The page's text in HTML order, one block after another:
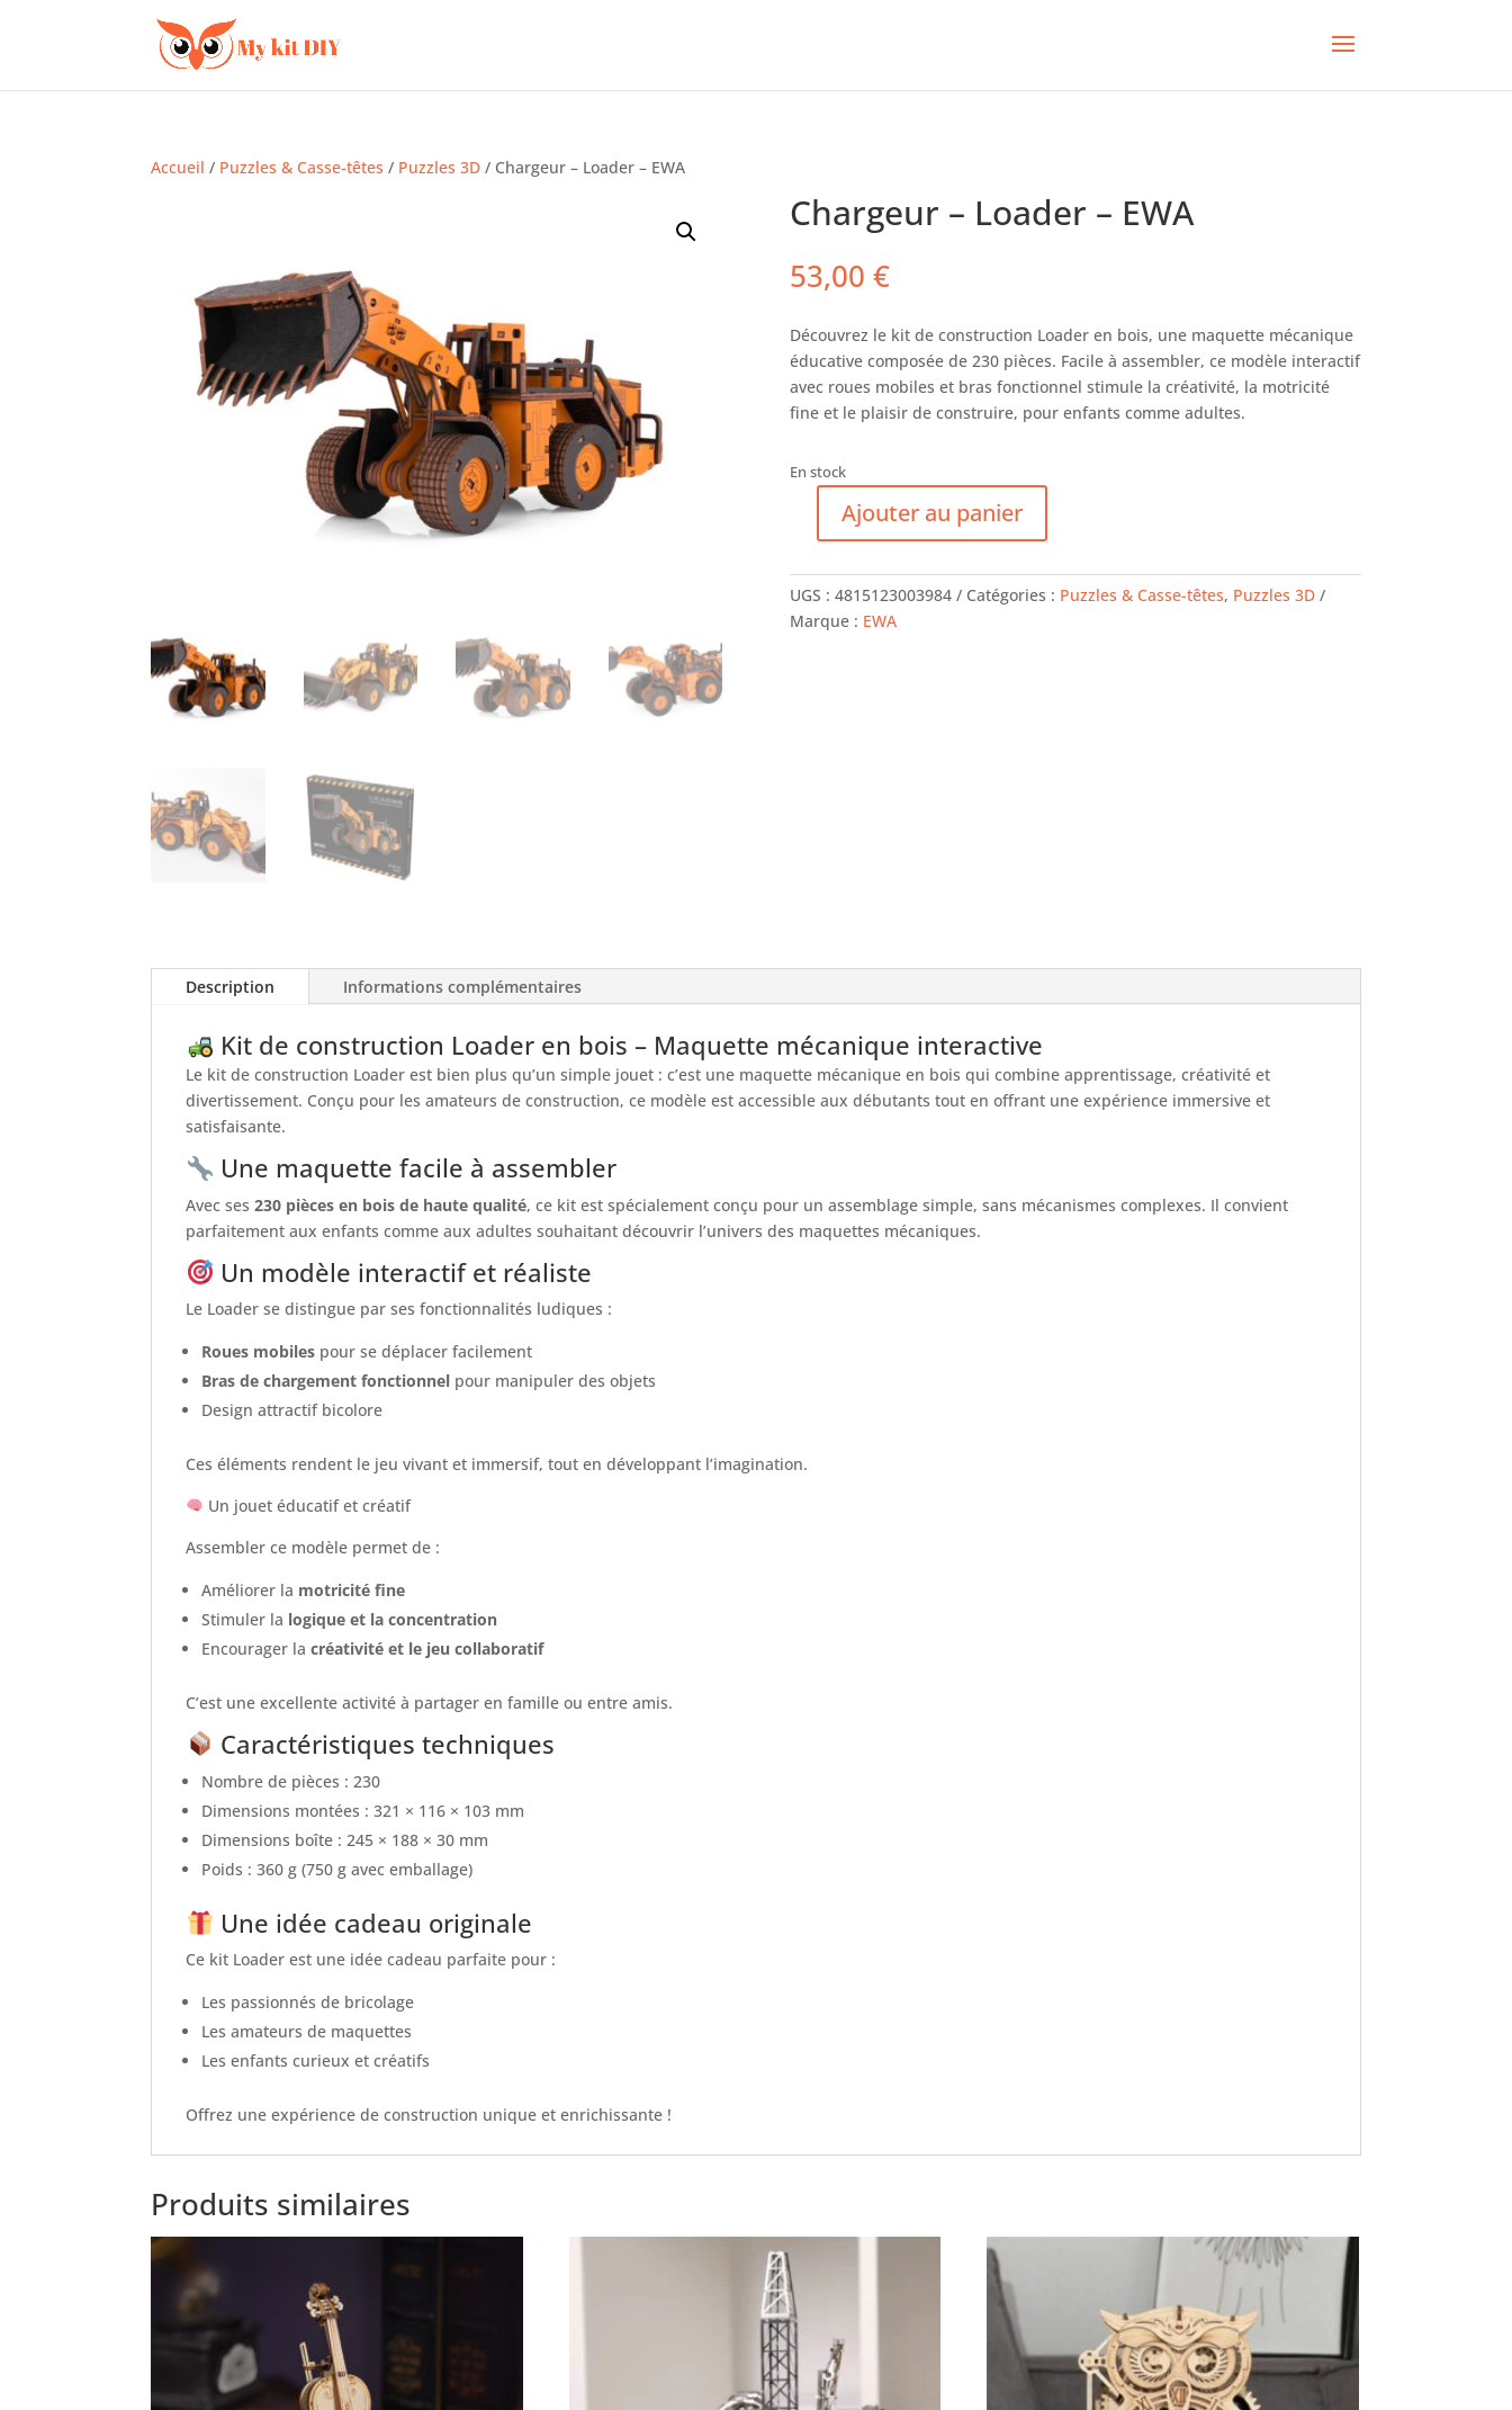
Accueil / Puzzles & Casse-têtes / Puzzles 3D / Chargeur – Loader – EWA
Chargeur – Loader – EWA
53,00 €
Découvrez le kit de construction Loader en bois, une maquette mécanique
éducative composée de 230 pièces. Facile à assembler, ce modèle interactif
avec roues mobiles et bras fonctionnel stimule la créativité, la motricité
fine et le plaisir de construire, pour enfants comme adultes.
En stock
quantité
Chargeur
-
Loader
Ajouter au panier
UGS : 4815123003984 Catégories : Puzzles & Casse-têtes, Puzzles 3D
Marque : EWA
Description Informations complémentaires
Kit de construction Loader en bois – Maquette mécanique interactive
Le kit de construction Loader est bien plus qu’un simple jouet : c’est une maquette mécanique en bois qui combine apprentissage, créativité et
divertissement. Conçu pour les amateurs de construction, ce modèle est accessible aux débutants tout en offrant une expérience immersive et
satisfaisante.
Une maquette facile à assembler
Avec ses230 pièces en bois de haute qualité, ce kit est spécialement conçu pour un assemblage simple, sans mécanismes complexes. Il convient
parfaitement aux enfants comme aux adultes souhaitant découvrir l’univers des maquettes mécaniques.
Un modèle interactif et réaliste
Le Loader se distingue par ses fonctionnalités ludiques :
Roues mobiles pour se déplacer facilement
Bras de chargement fonctionnel pour manipuler des objets
Design attractif bicolore
Ces éléments rendent le jeu vivant et immersif, tout en développant l’imagination.
Un jouet éducatif et créatif
Assembler ce modèle permet de :
Améliorer la motricité fine
Stimuler la logique et la concentration
Encourager lacréativité et le jeu collaboratif
C’est une excellente activité à partager en famille ou entre amis.
Caractéristiques techniques
Nombre de pièces : 230
Dimensions montées : 321 × 116 × 103 mm
Dimensions boîte : 245 × 188 × 30 mm
Poids : 360 g (750 g avec emballage)
Une idée cadeau originale
Ce kit Loader est une idée cadeau parfaite pour :
Les passionnés de bricolage
Les amateurs de maquettes
Les enfants curieux et créatifs
Offrez une expérience de construction unique et enrichissante !
Produits similaires